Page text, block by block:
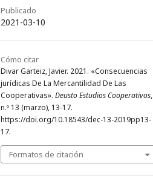
Publicado
2021-03-10
Cómo citar
Divar Garteiz, Javier. 2021. «Consecuencias
jurídicas De La Mercantilidad De Las
Cooperativas». Deusto Estudios Cooperativos,
n.º 13 (marzo), 13-17.
https://doi.org/10.18543/dec-13-2019pp13-
17.
Formatos de citación